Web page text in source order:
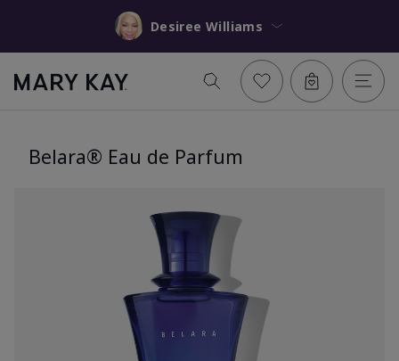
Desiree Williams
Belara® Eau de Parfum